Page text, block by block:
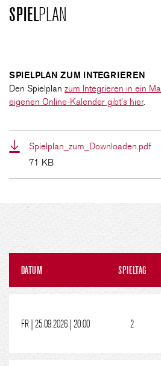
FANZONE
DANCERS
PARTNER
SPIELPLAN
SPIELPLAN ZUM INTEGRIEREN
Den Spielplan zum Integrieren in ein
eigenen Online-Kalender gibt's hier.
Spielplan_zum_Downloaden.pdf
71 KB
DATUM SPIELTAG
FR | 25.09.2026 | 20:00 2